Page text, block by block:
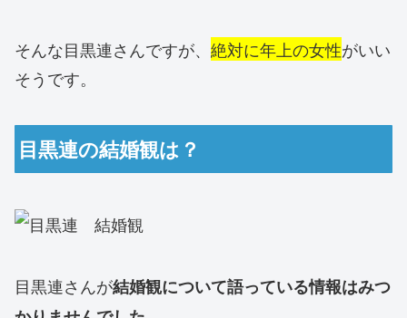
そんな目黒連さんですが、 絶対に年上の女性がいい
そうです。
目黒連の結婚観は？
目黒連さんが結婚観について語っている情報はみつ